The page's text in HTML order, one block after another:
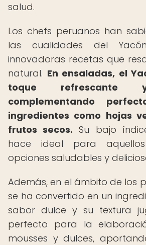
salud.
Los chefs peruanos han
las cualidades del
innovadoras recetas que
natural. En ensaladas, el
toque refrescante
complementando
ingredientes como hojas
frutos secos. Su bajo
hace ideal para
opciones saludables y
Además, en el ámbito de los
se ha convertido en un
sabor dulce y su textura
perfecto para la
mousses y dulces,